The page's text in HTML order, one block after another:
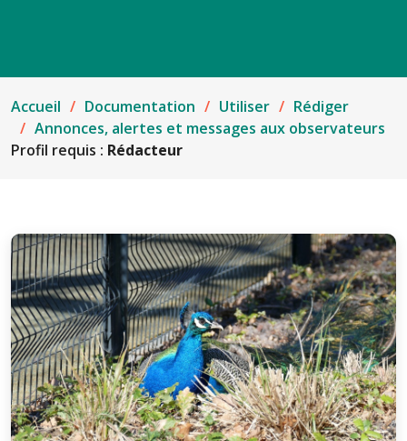
Accueil Documentation Utiliser
Rédiger
Annonces, alertes et messages aux observateurs
Profil requis : Rédacteur